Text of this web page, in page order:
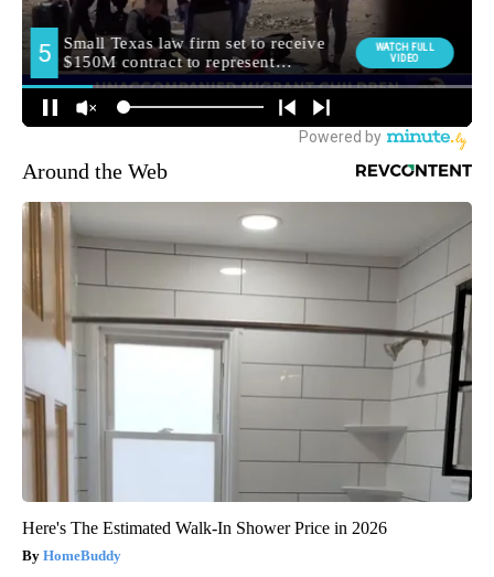
Around the Web
Here's The Estimated Walk-In Shower Price in 2026
HomeBuddy